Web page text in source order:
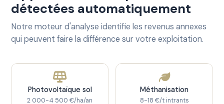
détectées automatiquement
Notre moteur d'analyse identifie les revenus annexes
qui peuvent faire la différence sur votre exploitation.
Photovoltaïque sol
2 000-4 500 €/ha/an
Méthanisation
8-18 €/t intrants